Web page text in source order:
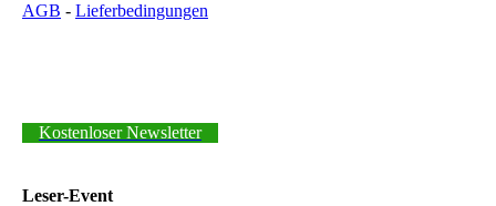
AGB - Lieferbedingungen
Kostenloser Newsletter
Leser-Event